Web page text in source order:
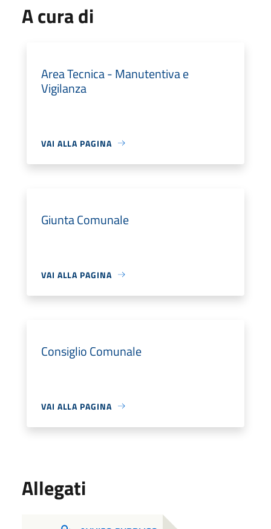
A cura di
Area Tecnica - Manutentiva e
Vigilanza
VAI ALLA PAGINA
Giunta Comunale
VAI ALLA PAGINA
Consiglio Comunale
VAI ALLA PAGINA
Allegati